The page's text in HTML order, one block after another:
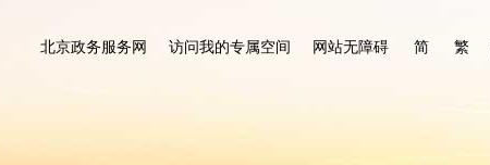
北京政务服务网 访问我的专属空间 网站无障碍 简 繁